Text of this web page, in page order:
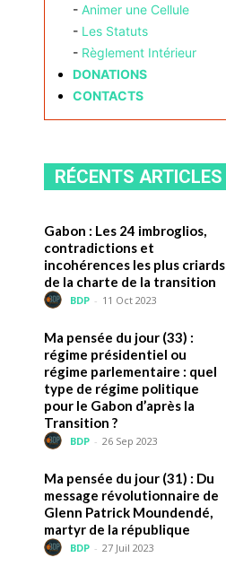
- Animer une Cellule
- Les Statuts
- Règlement Intérieur
DONATIONS
CONTACTS
RÉCENTS ARTICLES
Gabon : Les 24 imbroglios,
contradictions et
incohérences les plus criards
de la charte de la transition
BDP - 11 Oct 2023
Ma pensée du jour (33) :
régime présidentiel ou
régime parlementaire : quel
type de régime politique
pour le Gabon d’après la
Transition ?
BDP - 26 Sep 2023
Ma pensée du jour (31) : Du
message révolutionnaire de
Glenn Patrick Moundendé,
martyr de la république
BDP - 27 Juil 2023